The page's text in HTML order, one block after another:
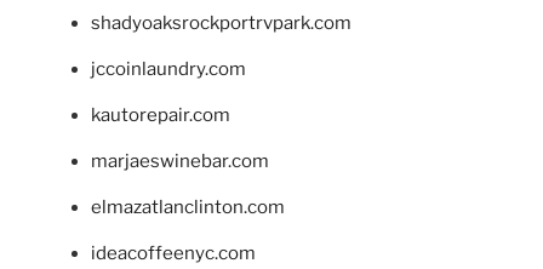
shadyoaksrockportrvpark.com
jccoinlaundry.com
kautorepair.com
marjaeswinebar.com
elmazatlanclinton.com
ideacoffeenyc.com